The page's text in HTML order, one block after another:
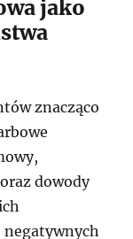
jako
znacząco
dowody
negatywnych